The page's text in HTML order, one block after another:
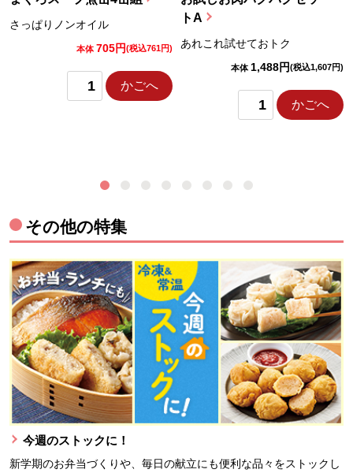
さっぱりノンオイル
本体 705円(税込761円)
かごへ
トA
あれこれ試せておトク
本体 1,488円(税込1,607円)
かごへ
その他の特集
今週のストックに！
新学期のお弁当づくりや、毎日の献立にも便利な品々をストックし